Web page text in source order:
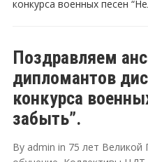
конкурса военных песен
Поздравляем
дипломантов
конкурса
забыть”.
By admin in 75 лет Великой